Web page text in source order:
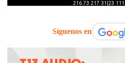
Síguenos en